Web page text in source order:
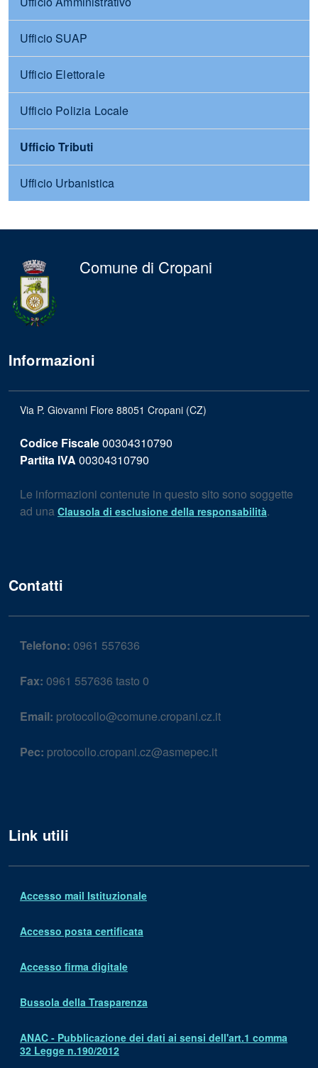
Ufficio SUAP
Ufficio Elettorale
Ufficio Polizia Locale
Ufficio Tributi
Ufficio Urbanistica
Comune di Cropani
Informazioni
Via P. Giovanni Fiore 88051 Cropani (CZ)
Codice Fiscale00304310790
Partita IVA 00304310790
Le informazioni contenute in questo sito sono soggette
ad una Clausola di esclusione della responsabilità.
Contatti
Telefono: 0961 557636
Fax: 0961 557636 tasto 0
Email: protocollo@comune.cropani.cz.it
Pec: protocollo.cropani.cz@asmepec.it
Link utili
Accesso mail Istituzionale
Accesso posta certificata
Accesso firma digitale
Bussola della Trasparenza
ANAC - Pubblicazione dei dati ai sensi dell'art.1 comma
32 Legge n.190/2012